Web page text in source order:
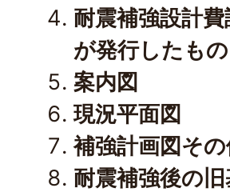
耐震補強設計
が発行したもの
案内図
現況平面図
補強計画図そ
耐震補強後の